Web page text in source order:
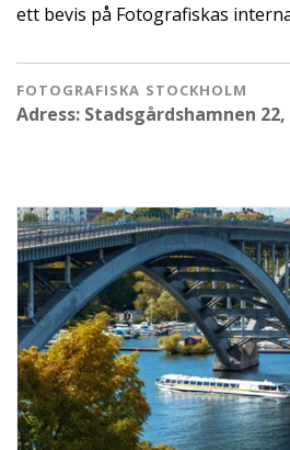
ett bevis på Fotografiskas
FOTOGRAFISKA STOCKHOLM
Adress: Stadsgårdshamnen